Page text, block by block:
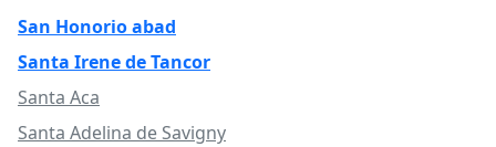
San Honorio abad
Santa Irene de Tancor
Santa Aca
Santa Adelina de Savigny